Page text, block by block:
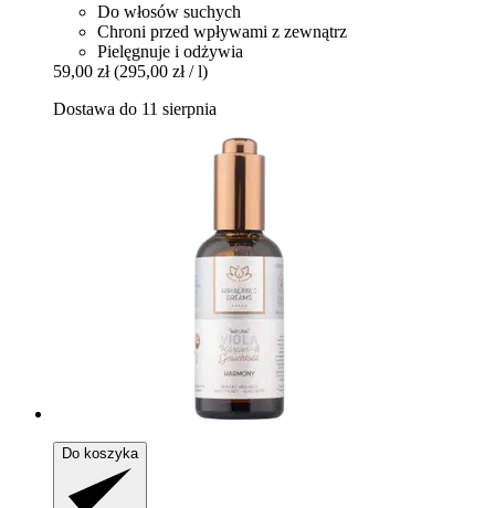
Do włosów suchych
Chroni przed wpływami z zewnątrz
Pielęgnuje i odżywia
59,00 zł (295,00 zł / l)
Dostawa do 11 sierpnia
Do koszyka